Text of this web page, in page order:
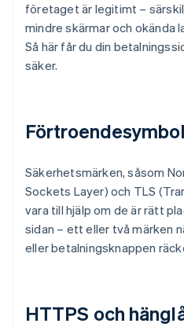
företaget är legitimt –
mindre skärmar och okända
Så här får du din
säker.
Säkerhetsmärken, såsom
Sockets Layer) och TLS
vara till hjälp om de är rätt
sidan – ett eller två märken
eller betalningsknappen
HTTPS och